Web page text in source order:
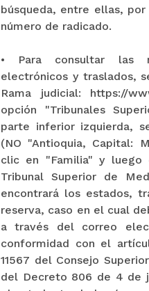
búsqueda, entre ellas,
número de radicado.
• Para consultar las
electrónicos y traslados,
Rama judicial: https://
opción "Tribunales
parte inferior izquierda,
(NO "Antioquia, Capital:
clic en "Familia" y
Tribunal Superior de
encontrará los estados,
reserva, caso en el cual
a través del correo
conformidad con el
11567 del Consejo
del Decreto 806 de 4 de